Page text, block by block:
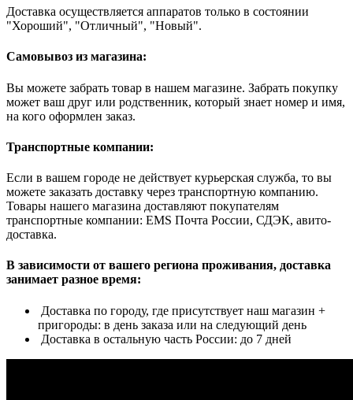
Доставка осуществляется аппаратов только в состоянии
"Хороший", "Отличный", "Новый".
Самовывоз из магазина:
Вы можете забрать товар в нашем магазине. Забрать покупку
может ваш друг или родственник, который знает номер и имя,
на кого оформлен заказ.
Транспортные компании:
Если в вашем городе не действует курьерская служба, то вы
можете заказать доставку через транспортную компанию.
Товары нашего магазина доставляют покупателям
транспортные компании: EMS Почта России, СДЭК, авито-
доставка.
В зависимости от вашего региона проживания, доставка
занимает разное время:
Доставка по городу, где присутствует наш магазин +
пригороды: в день заказа или на следующий день
Доставка в остальную часть России: до 7 дней